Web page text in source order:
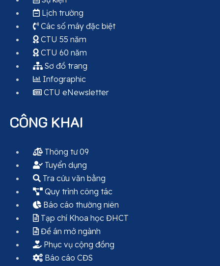
Lịch trường
Các số máy đặc biệt
CTU 55 năm
CTU 60 năm
Sơ đồ trang
Infographic
CTU eNewsletter
CÔNG KHAI
Thông tư 09
Tuyển dụng
Tra cứu văn bằng
Quy trình công tác
Báo cáo thường niên
Tạp chí Khoa học ĐHCT
Đề án mở ngành
Phục vụ cộng đồng
Báo cáo CĐS